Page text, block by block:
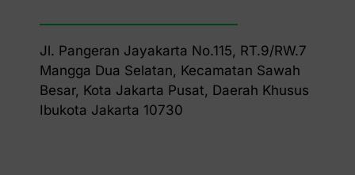
Jl. Pangeran Jayakarta No.115, RT.9/RW.7
Mangga Dua Selatan, Kecamatan Sawah
Besar, Kota Jakarta Pusat, Daerah Khusus
Ibukota Jakarta 10730